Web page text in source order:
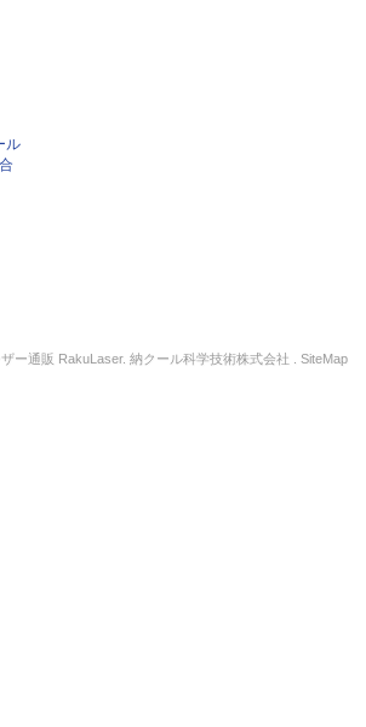
ル
ー通販 RakuLaser. 納クール科学技術株式会社 . SiteMap